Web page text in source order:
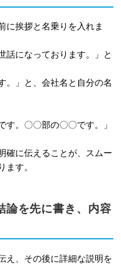
に挨拶と名乗りを入れま
話になっております。」と
。」と、会社名と自分の名
。〇〇部の〇〇です。」
確に伝えることが、スムー
ます。
を先に書き、内容
え、その後に詳細な説明を